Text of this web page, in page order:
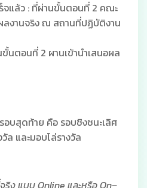
จแล้ว : ที่ผ่านขั้นตอนที่ 2 คณะ
ลงานจริง ณ สถานที่ปฏิบัติงาน
นตอนที่ 2 ผานเข้านำเสนอผล
อบสุดท้าย คือ รอบชิงชนะเลิศ
ล และมอบโล่รางวัล